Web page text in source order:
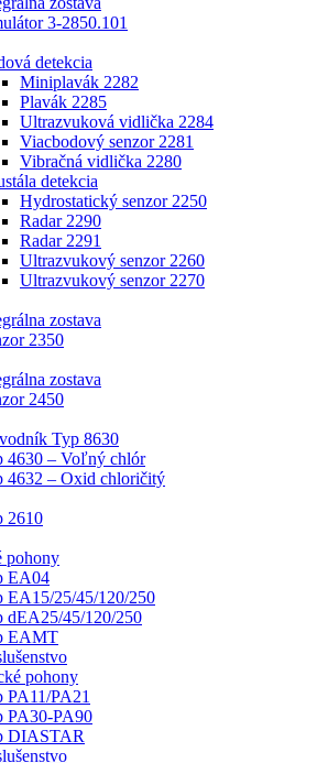
3-2850.101
detekcia
Miniplavák 2282
Plavák 2285
Ultrazvuková vidlička 2284
Viacbodový senzor 2281
Vibračná vidlička 2280
detekcia
Hydrostatický senzor 2250
Radar 2290
Radar 2291
Ultrazvukový senzor 2260
Ultrazvukový senzor 2270
zostava
2350
zostava
2450
Typ 8630
4630 – Voľný chlór
4632 – Oxid chloričitý
2610
pohony
EA04
EA15/25/45/120/250
dEA25/45/120/250
EAMT
pohony
PA11/PA21
PA30-PA90
DIASTAR